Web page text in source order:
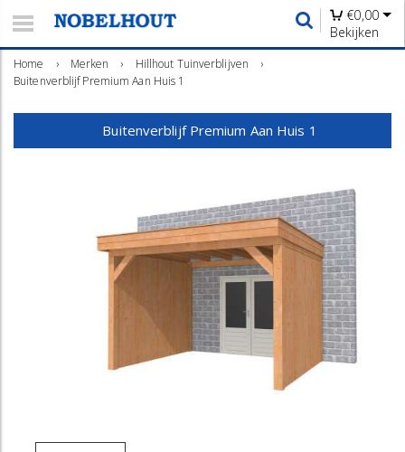
€0,00
Bekijken
Home › Merken › Hillhout Tuinverblijven
›
Buitenverblijf Premium Aan Huis 1
Buitenverblijf Premium Aan Huis 1